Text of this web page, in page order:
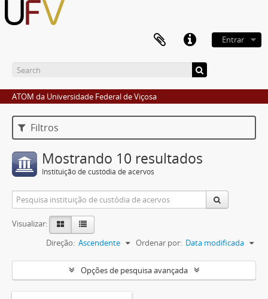
Entrar
ATOM da Universidade Federal de Viçosa
Filtros
Mostrando 10 resultados
Instituição de custódia de acervos
Visualizar:
Ordenar por: Data modificada
Direção: Ascendente
Opções de pesquisa avançada